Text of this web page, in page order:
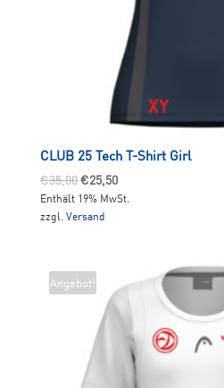
CLUB 25 Tech T-Shirt Girl
€35,00Ursprünglicher
Preis
war:
€25,50Aktueller
Preis
Enthält 19% MwSt.
zzgl. Versand
Angebot!